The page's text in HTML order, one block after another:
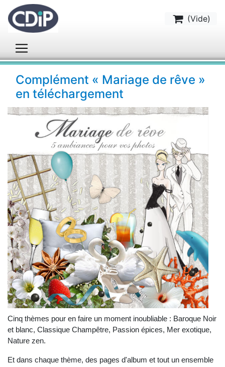
(Vide)
Complément « Mariage de rêve »
en téléchargement
Cinq thèmes pour en faire un moment inoubliable : Baroque Noir
et blanc, Classique Champêtre, Passion épices, Mer exotique,
Nature zen.
Et dans chaque thème, des pages d'album et tout un ensemble